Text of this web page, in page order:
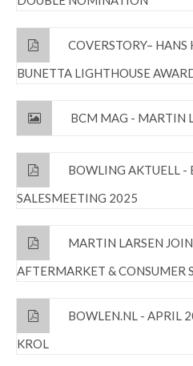
COVERSTORY–
BUNETTA LIGHTHOUSE
BCM MAG - MARTIN
BOWLING AKTUELL -
SALESMEETING 2025
MARTIN LARSEN
AFTERMARKET & CONSUMER
BOWLEN.NL - APRIL
KROL